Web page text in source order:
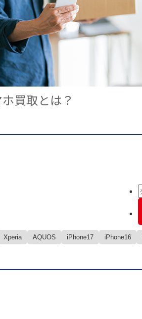
買取とは？
Xperia AQUOS iPhone17 iPhone16